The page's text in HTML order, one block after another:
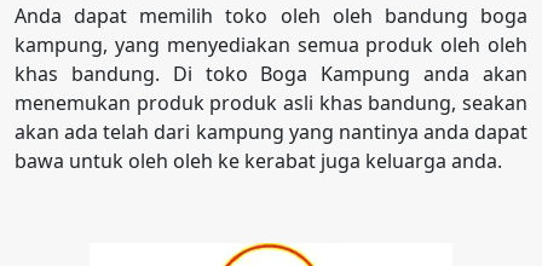
Anda dapat memilih toko oleh oleh bandung boga
kampung, yang menyediakan semua produk oleh oleh
khas bandung. Di toko Boga Kampung anda akan
menemukan produk produk asli khas bandung, seakan
akan ada telah dari kampung yang nantinya anda dapat
bawa untuk oleh oleh ke kerabat juga keluarga anda.